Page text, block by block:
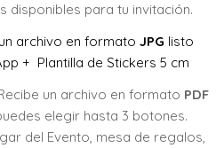
$200.00
disponibles para tu invitación.
archivo en formato JPG listo
+ Plantilla de Stickers 5 cm
un archivo en formato PDF
elegir hasta 3 botones.
del Evento, mesa de regalos,